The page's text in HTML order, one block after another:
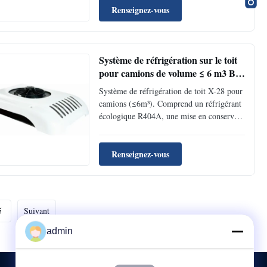
une protection complète contre la pression.
Idéal pour le transport sous chaîne du froid
Renseignez-vous
Système de réfrigération sur le toit
pour camions de volume ≤ 6 m3 Box
R404A écologique réfrigérant et
condensateur à débit parallèle
Système de réfrigération de toit X-28 pour
camions (≤6m³). Comprend un réfrigérant
écologique R404A, une mise en conserve
parallèle efficace et un compresseur fiable.
Maintient une plage de -25 ℃ à +25 ℃
pour les produits réfrigérés/congelés.
Renseignez-vous
Suivant
admin